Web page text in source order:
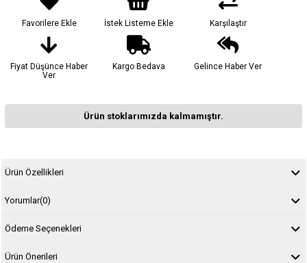
Favorilere Ekle İstek Listeme Ekle Karşılaştır
Fiyat Düşünce Haber
Ver
Kargo Bedava Gelince Haber Ver
Ürün stoklarımızda kalmamıştır.
Ürün Özellikleri
Yorumlar(0)
Ödeme Seçenekleri
Ürün Önerileri